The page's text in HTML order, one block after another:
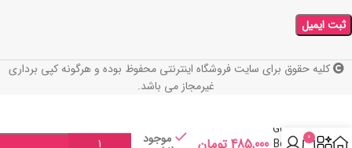
کلیه حقوق برای سایت فروشگاه اینترنتی محفوظ بوده و هرگونه کپی برداری
غیرمجاز می باشد.
ضد
Golde
Beige
موجود 0